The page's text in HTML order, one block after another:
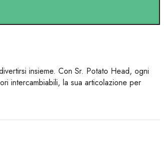
insieme. Con Sr. Potato Head, ogni
intercambiabili, la sua articolazione per